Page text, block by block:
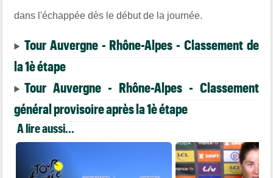
dans l'échappée dès le début de la journée.
Tour Auvergne - Rhône-Alpes - Classement de
la 1è étape
Tour Auvergne - Rhône-Alpes - Classement
général provisoire après la 1è étape
A lire aussi...